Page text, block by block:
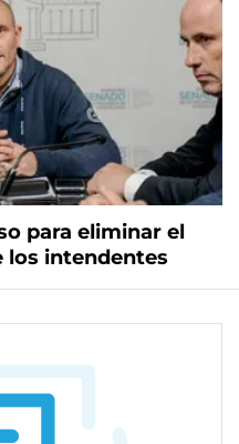
para eliminar el
los intendentes